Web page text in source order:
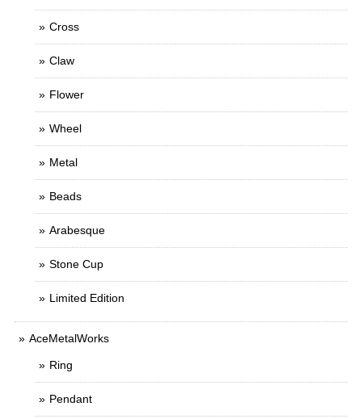
Cross
Claw
Flower
Wheel
Metal
Beads
Arabesque
Stone Cup
Limited Edition
AceMetalWorks
Ring
Pendant